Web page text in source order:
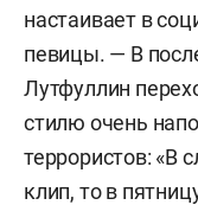
настаивает в
певицы. — В
Лутфуллин
стилю очень
террористов: «В
клип, то в